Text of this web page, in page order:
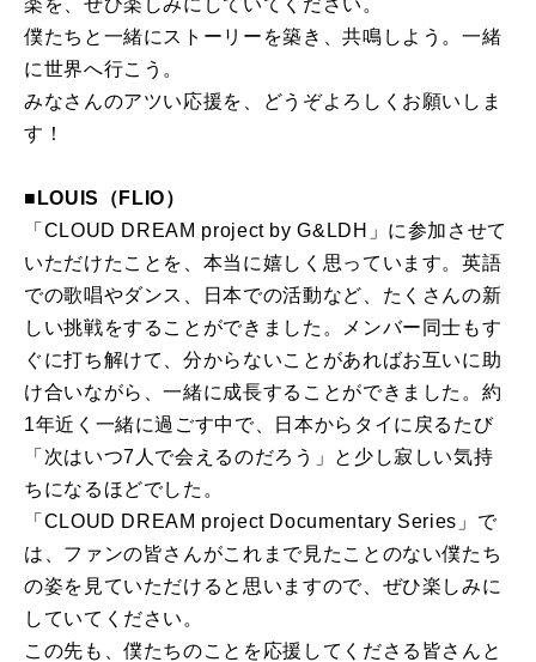
僕たちと一緒にストーリーを築き、共鳴しよう。一緒
に世界へ行こう。
みなさんのアツい応援を、どうぞよろしくお願いしま
す！
■LOUIS（FLIO）
「CLOUD DREAM project by G&LDH」に参加させて
いただけたことを、本当に嬉しく思っています。英語
での歌唱やダンス、日本での活動など、たくさんの新
しい挑戦をすることができました。メンバー同士もす
ぐに打ち解けて、分からないことがあればお互いに助
け合いながら、一緒に成長することができました。約
1年近く一緒に過ごす中で、日本からタイに戻るたび
「次はいつ7人で会えるのだろう」と少し寂しい気持
ちになるほどでした。
「CLOUD DREAM project Documentary Series」で
は、ファンの皆さんがこれまで見たことのない僕たち
の姿を見ていただけると思いますので、ぜひ楽しみに
していてください。
この先も、僕たちのことを応援してくださる皆さんと